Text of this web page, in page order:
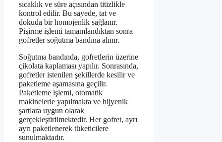
sıcaklık ve süre açısından titizlikle
kontrol edilir. Bu sayede, tat ve
dokuda bir homojenlik sağlanır.
Pişirme işlemi tamamlandıktan sonra
gofretler soğutma bandına alınır.
Soğutma bandında, gofretlerin üzerine
çikolata kaplaması yapılır. Sonrasında,
gofretler istenilen şekillerde kesilir ve
paketleme aşamasına geçilir.
Paketleme işlemi, otomatik
makinelerle yapılmakta ve hijyenik
şartlara uygun olarak
gerçekleştirilmektedir. Her gofret, ayrı
ayrı paketlenerek tüketicilere
sunulmaktadır.